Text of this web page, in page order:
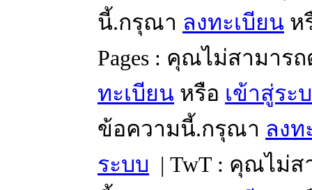
นี้.กรุณา ลงทะเบียน ห
Pages : คุณไม่สามา
ทะเบียน หรือ เข้าสู่ระ
ข้อความนี้.กรุณา ลงท
ระบบ | TwT : คุณไม่